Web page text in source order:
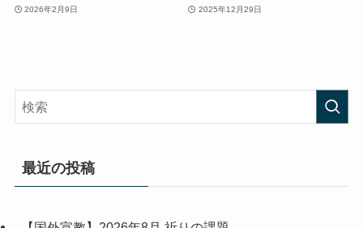
2026年2月9日 2025年12月29日
最近の投稿